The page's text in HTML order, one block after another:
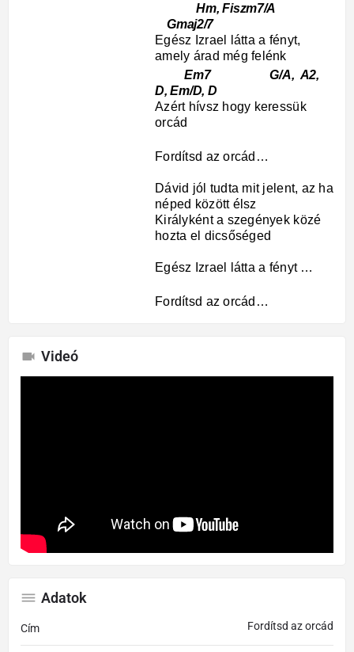
Hm, Fiszm7/A
Gmaj2/7
Egész Izrael látta a fényt,
amely árad még felénk
Em7 G/A, A2,
D, Em/D, D
Azért hívsz hogy keressük
orcád
Fordítsd az orcád…
Dávid jól tudta mit jelent, az ha
néped között élsz
Királyként a szegények közé
hozta el dicsőséged
Egész Izrael látta a fényt …
Fordítsd az orcád…
Videó
Adatok
Cím Fordítsd az orcád